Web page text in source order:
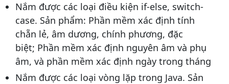
Nắm được các loại điều kiện if-else, switch-
case. Sản phẩm: Phần mềm xác định tính
chẵn lẻ, âm dương, chính phương, đặc
biệt; Phần mềm xác định nguyên âm và phụ
âm, và phần mềm xác định ngày trong tháng
Nắm được các loại vòng lặp trong Java. Sản